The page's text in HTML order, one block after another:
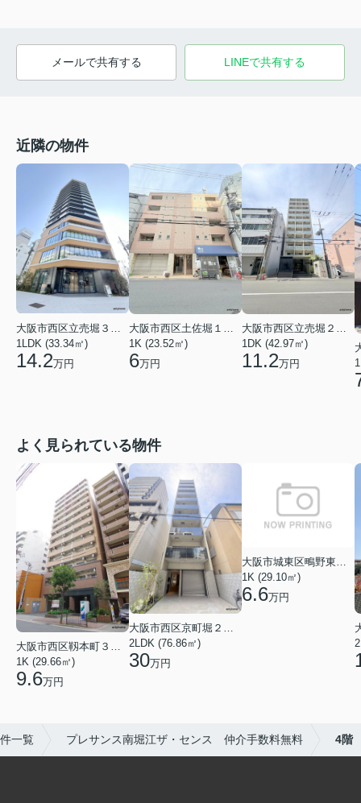
メールで共有する LINEで共有する
近隣の物件
大阪市西区立売堀３丁目
1LDK (33.34㎡)
14.2万円
大阪市西区土佐堀１丁目
1K (23.52㎡)
6万円
大阪市西区立売堀２丁目
1DK (42.97㎡)
11.2万円
よく見られている物件
大阪市西区靱本町３丁目
1K (29.66㎡)
9.6万円
2LDK (76.86㎡)
30万円
大阪市城東区鴫野東３丁目
1K (29.10㎡)
6.6万円
一覧 プレサンス南堀江ザ・センス 仲介手数料無料 4階